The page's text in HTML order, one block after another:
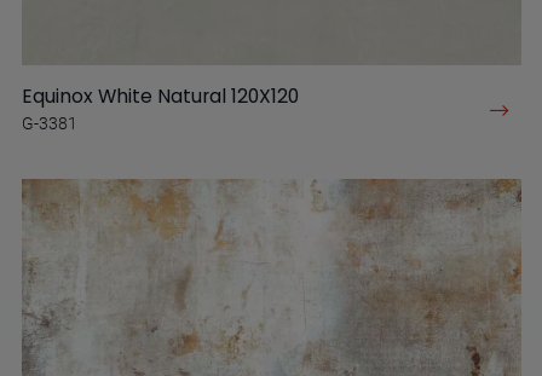
Equinox White Natural 120X120
G-3381